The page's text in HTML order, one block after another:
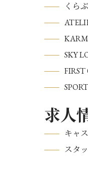
くら
SKY
FIRST
求人
キャ
スタ